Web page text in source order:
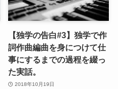
【独学の告白#3】独学で作
詞作曲編曲を身につけて仕
事にするまでの過程を綴っ
た実話。
2018年10月19日